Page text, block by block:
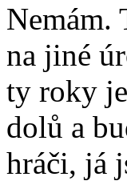
Nemám.
na jiné
ty roky
dolů a
hráči, já